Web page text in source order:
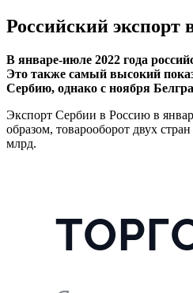
Российский экспорт
В январе-июле 2022 года
Это также самый высокий
Сербию, однако с ноября
Экспорт Сербии в Россию в
образом, товарооборот двух
млрд.